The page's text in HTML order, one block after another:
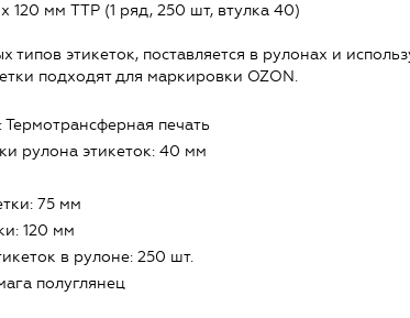
120 мм TTP (1 ряд, 250 шт, втулка 40)
типов этикеток, поставляется в рулонах и
подходят для маркировки OZON.
Термотрансферная печать
рулона этикеток: 40 мм
75 мм
120 мм
в рулоне: 250 шт.
полуглянец